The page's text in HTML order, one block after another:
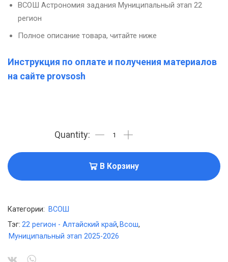
ВСОШ Астрономия задания Муниципальный этап 22
регион
Полное описание товара, читайте ниже
Инструкция по оплате и получения материалов
на сайте provsosh
В Корзину
Категории: ВСОШ
Тэг: 22 регион - Алтайский край, Всош,
Муниципальный этап 2025-2026